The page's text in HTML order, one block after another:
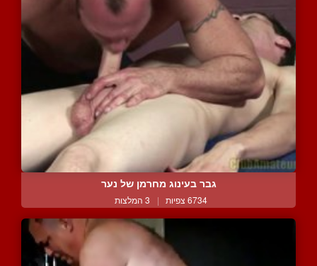
גבר בעינוג מחרמן של נער
6734 צפיות | 3 המלצות